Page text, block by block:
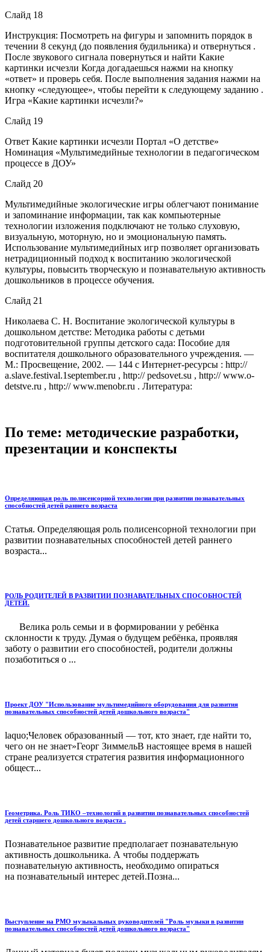
Слайд 18
Инструкция: Посмотреть на фигуры и запомнить порядок в
течении 8 секунд (до появления будильника) и отвернуться .
После звукового сигнала повернуться и найти Какие
картинки исчезли Когда догадаешься нажми на кнопку
«ответ» и проверь себя. После выполнения задания нажми на
кнопку «следующее», чтобы перейти к следующему заданию .
Игра «Какие картинки исчезли?»
Слайд 19
Ответ Какие картинки исчезли Портал «О детстве»
Номинация «Мультимедийные технологии в педагогическом
процессе в ДОУ»
Слайд 20
Мультимедийные экологические игры облегчают понимание
и запоминание информации, так как компьютерные
технологии изложения подключают не только слуховую,
визуальную, моторную, но и эмоциональную память.
Использование мультимедийных игр позволяет организовать
нетрадиционный подход к воспитанию экологической
культуры, повысить творческую и познавательную активность
дошкольников в процессе обучения.
Слайд 21
Николаева С. Н. Воспитание экологической культуры в
дошкольном детстве: Методика работы с детьми
подготовительной группы детского сада: Пособие для
воспитателя дошкольного образовательного учреждения. —
М.: Просвещение, 2002. — 144 с Интернет-ресурсы : http://
a.slave.festival.1september.ru , http:// pedsovet.su , http:// www.o-
detstve.ru , http:// www.menobr.ru . Литература:
По теме: методические разработки,
презентации и конспекты
Определяющая роль полисенсорной технологии при развитии познавательных
способностей детей раннего возраста
Статья. Определяющая роль полисенсорной технологии при
развитии познавательных способностей детей раннего
возраста...
РОЛЬ РОДИТЕЛЕЙ В РАЗВИТИИ ПОЗНАВАТЕЛЬНЫХ СПОСОБНОСТЕЙ
ДЕТЕЙ.
Велика роль семьи и в формировании у ребёнка
склонности к труду. Думая о будущем ребёнка, проявляя
заботу о развитии его способностей, родители должны
позаботиться о ...
Проект ДОУ "Использование мультимедийного оборудования для развития
познавательных способностей детей дошкольного возраста"
laquo;Человек образованный — тот, кто знает, где найти то,
чего он не знает»Георг ЗиммельВ настоящее время в нашей
стране реализуется стратегия развития информационного
общест...
Геометрика. Роль ТИКО –технологий в развитии познавательных способностей
детей старшего дошкольного возраста .
Познавательное развитие предполагает познавательную
активность дошкольника. А чтобы поддержать
познавательную активность, необходимо опираться
на познавательный интерес детей.Позна...
Выступление на РМО музыкальных руководителей "Роль музыки в развитии
познавательных способностей детей дошкольного возраста"